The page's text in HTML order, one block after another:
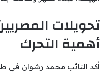
تحويلات
أهمية التحرك
أكد النائب محمد رشوان في